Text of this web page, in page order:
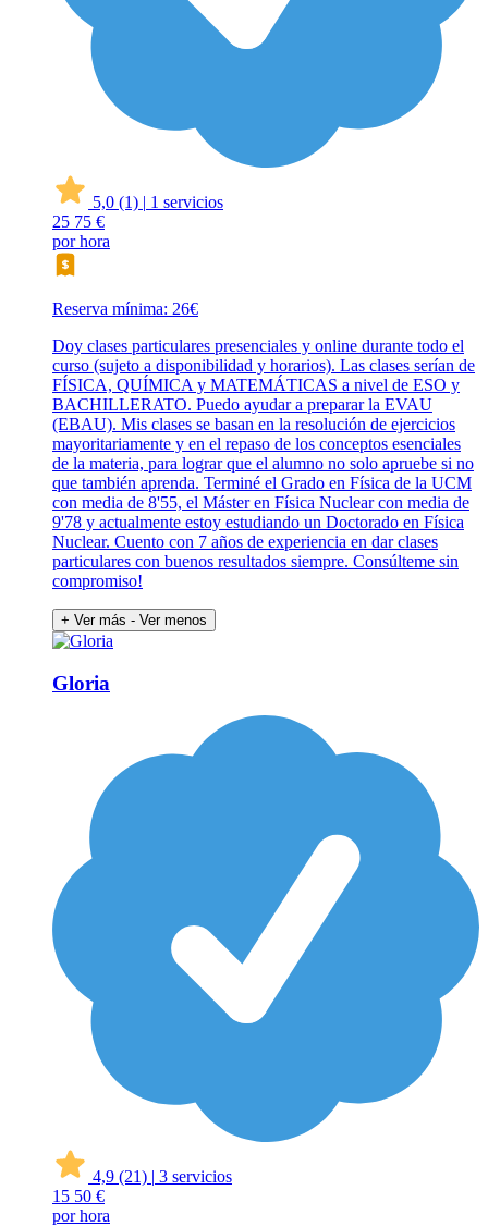
5,0 (1) | 1 servicios
25 75 €
por hora
Reserva mínima: 26€
Doy clases particulares presenciales y online durante todo el
curso (sujeto a disponibilidad y horarios). Las clases serían de
FÍSICA, QUÍMICA y MATEMÁTICAS a nivel de ESO y
BACHILLERATO. Puedo ayudar a preparar la EVAU
(EBAU). Mis clases se basan en la resolución de ejercicios
mayoritariamente y en el repaso de los conceptos esenciales
de la materia, para lograr que el alumno no solo apruebe si no
que también aprenda. Terminé el Grado en Física de la UCM
con media de 8'55, el Máster en Física Nuclear con media de
9'78 y actualmente estoy estudiando un Doctorado en Física
Nuclear. Cuento con 7 años de experiencia en dar clases
particulares con buenos resultados siempre. Consúlteme sin
compromiso!
+ Ver más - Ver menos
Gloria
4,9 (21) | 3 servicios
15 50 €
por hora